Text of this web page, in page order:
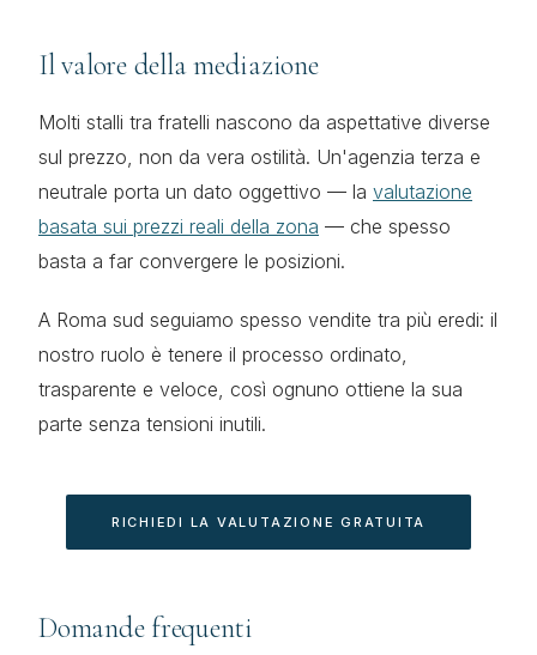
Il valore della mediazione
Molti stalli tra fratelli nascono da aspettative diverse
sul prezzo, non da vera ostilità. Un'agenzia terza e
neutrale porta un dato oggettivo — la valutazione
basata sui prezzi reali della zona — che spesso
basta a far convergere le posizioni.
A Roma sud seguiamo spesso vendite tra più eredi: il
nostro ruolo è tenere il processo ordinato,
trasparente e veloce, così ognuno ottiene la sua
parte senza tensioni inutili.
RICHIEDI LA VALUTAZIONE GRATUITA
Domande frequenti